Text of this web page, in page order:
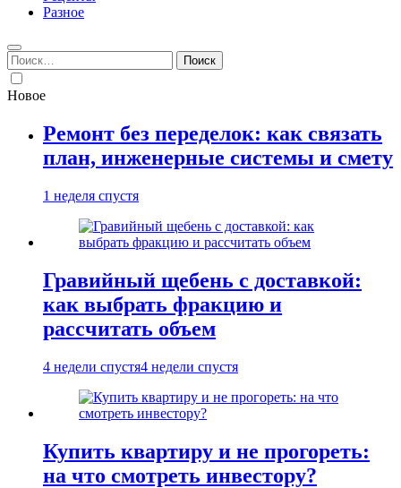
Разное
Найти:
Новое
Ремонт без переделок: как связать
план, инженерные системы и смету
1 неделя спустя
Гравийный щебень с доставкой:
как выбрать фракцию и
рассчитать объем
4 недели спустя4 недели спустя
Купить квартиру и не прогореть:
на что смотреть инвестору?